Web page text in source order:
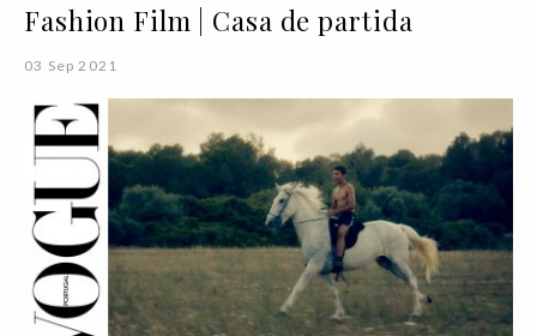
Fashion Film | Casa de partida
03 Sep 2021